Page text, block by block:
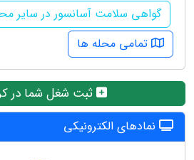
گواهی سلامت آسانسور در سایر
تمامی محله ها
ثبت شغل شما در
نمادهای الکترونیکی